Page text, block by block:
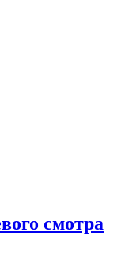
смотра